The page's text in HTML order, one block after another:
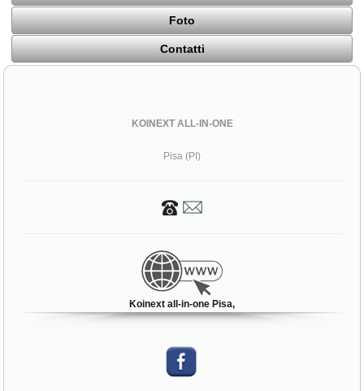
Foto
Contatti
KOINEXT ALL-IN-ONE
Pisa (PI)
Koinext all-in-one Pisa,